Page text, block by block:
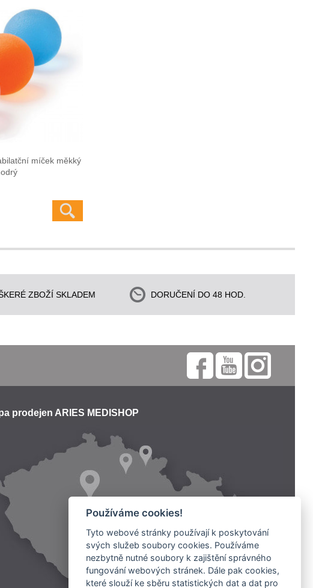
míček měkký
ZBOŽÍ SKLADEM DORUČENÍ DO 48 HOD.
prodejen ARIES MEDISHOP
Používáme cookies!
Tyto webové stránky používají k poskytování
svých služeb soubory cookies. Používáme
nezbytně nutné soubory k zajištění správného
fungování webových stránek. Dále pak cookies,
které slouží ke sběru statistických dat a dat pro